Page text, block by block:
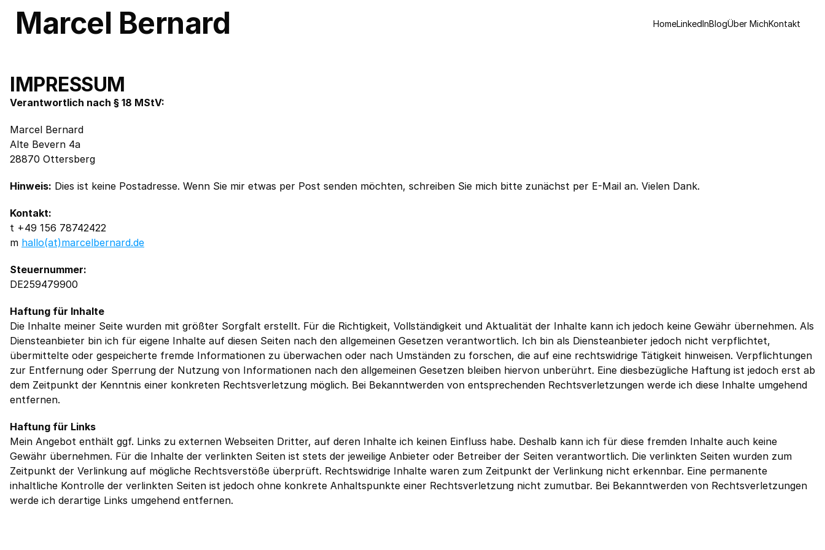
Marcel Bernard HomeLinkedInBlogÜber MichKontakt
IMPRESSUM
Verantwortlich nach § 18 MStV:
Marcel Bernard
Alte Bevern 4a
28870 Ottersberg
Hinweis: Dies ist keine Postadresse. Wenn Sie mir etwas per Post senden möchten, schreiben Sie mich bitte zunächst per E-Mail an. Vielen Dank.
Kontakt:
t +49 156 78742422
m hallo(at)marcelbernard.de
Steuernummer:
DE259479900
Haftung für Inhalte
Die Inhalte meiner Seite wurden mit größter Sorgfalt erstellt. Für die Richtigkeit, Vollständigkeit und Aktualität der Inhalte kann ich jedoch keine Gewähr übernehmen. Als
Diensteanbieter bin ich für eigene Inhalte auf diesen Seiten nach den allgemeinen Gesetzen verantwortlich. Ich bin als Diensteanbieter jedoch nicht verpflichtet,
übermittelte oder gespeicherte fremde Informationen zu überwachen oder nach Umständen zu forschen, die auf eine rechtswidrige Tätigkeit hinweisen. Verpflichtungen
zur Entfernung oder Sperrung der Nutzung von Informationen nach den allgemeinen Gesetzen bleiben hiervon unberührt. Eine diesbezügliche Haftung ist jedoch erst ab
dem Zeitpunkt der Kenntnis einer konkreten Rechtsverletzung möglich. Bei Bekanntwerden von entsprechenden Rechtsverletzungen werde ich diese Inhalte umgehend
entfernen.
Haftung für Links
Mein Angebot enthält ggf. Links zu externen Webseiten Dritter, auf deren Inhalte ich keinen Einfluss habe. Deshalb kann ich für diese fremden Inhalte auch keine
Gewähr übernehmen. Für die Inhalte der verlinkten Seiten ist stets der jeweilige Anbieter oder Betreiber der Seiten verantwortlich. Die verlinkten Seiten wurden zum
Zeitpunkt der Verlinkung auf mögliche Rechtsverstöße überprüft. Rechtswidrige Inhalte waren zum Zeitpunkt der Verlinkung nicht erkennbar. Eine permanente
inhaltliche Kontrolle der verlinkten Seiten ist jedoch ohne konkrete Anhaltspunkte einer Rechtsverletzung nicht zumutbar. Bei Bekanntwerden von Rechtsverletzungen
werde ich derartige Links umgehend entfernen.